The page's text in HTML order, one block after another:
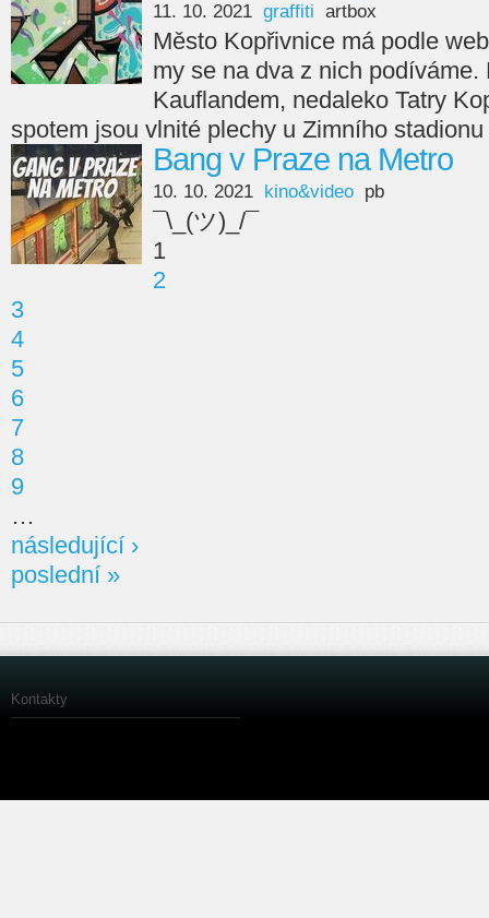
11. 10. 2021 graffiti artbox
Město Kopřivnice má podle
my se na dva z nich
Kauflandem, nedaleko Tatry
spotem jsou vlnité plechy u Zimního
Bang v Praze na Metro
10. 10. 2021 kino&video pb
¯\_(ツ)_/¯
1
2
3
4
5
6
7
8
9
…
následující ›
poslední »
Kontakty